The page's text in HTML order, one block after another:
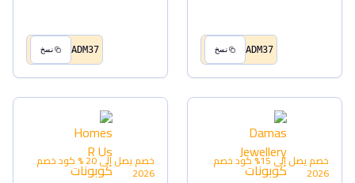
ADM37 نسخ ADM37 نسخ
خصم يصل إلى 15% كود خصم
2026
خصم يصل إلى 20 % كود خصم
2026